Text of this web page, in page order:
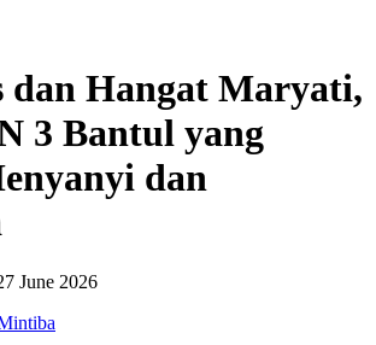
dan Hangat Maryati,
3 Bantul yang
dan
June 2026